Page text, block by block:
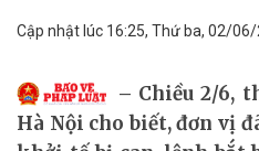
Cập nhật lúc 16:25, Thứ ba, 02/
Chiều 2/6,
Hà Nội cho biết, đơn vị